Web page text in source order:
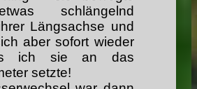
schlängelnd
Längsachse und
aber sofort wieder
ich sie an das
setzte!